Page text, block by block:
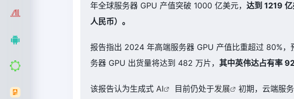
年全球服务器 GPU 产值突破 1000 亿美元， 达到 1219
人民币）。
报告指出 2024 年高端服务器 GPU 产值比重超过 80%
务器 GPU 出货量将达到 482 万片， 其中英伟达占有率
该报告认为生成式 AI 目前仍处于发展
初期，云端服